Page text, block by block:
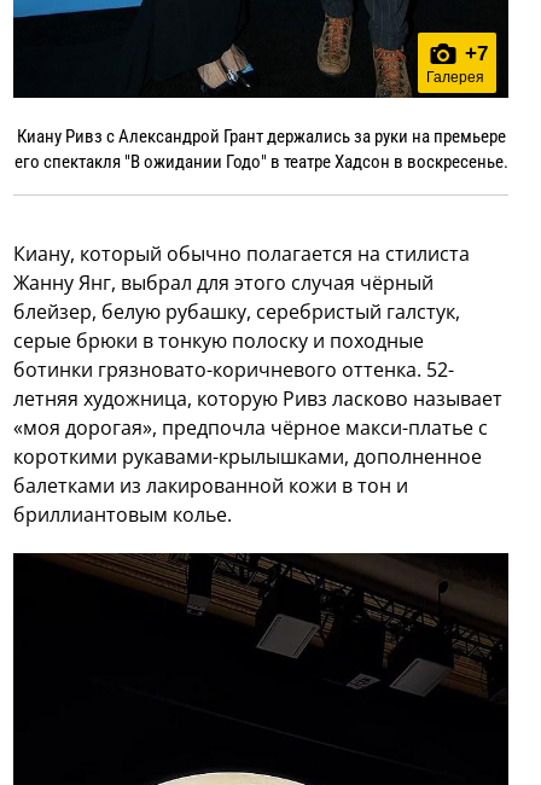
+7
Галерея
Киану Ривз с Александрой Грант держались за руки на премьере
его спектакля "В ожидании Годо" в театре Хадсон в воскресенье.
Киану, который обычно полагается на стилиста
Жанну Янг, выбрал для этого случая чёрный
блейзер, белую рубашку, серебристый галстук,
серые брюки в тонкую полоску и походные
ботинки грязновато-коричневого оттенка. 52-
летняя художница, которую Ривз ласково называет
«моя дорогая», предпочла чёрное макси-платье с
короткими рукавами-крылышками, дополненное
балетками из лакированной кожи в тон и
бриллиантовым колье.